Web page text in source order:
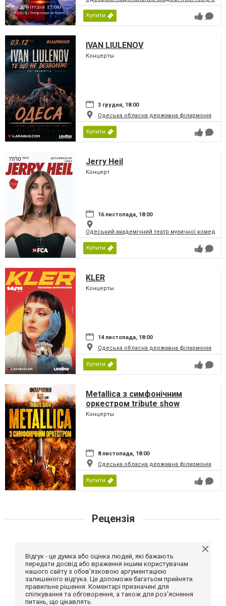
Купити
IVAN LIULENOV
Концерты
3 грудня, 18:00
Одеська обласна державна філармонія
Купити
Jerry Heil
Концерт
16 листопада, 18:00
Одеський академічний театр музичної комедії
Купити
KLER
Концерты
14 листопада, 18:00
Одеська обласна державна філармонія
Купити
Metallica з симфонiчним
оркестром tribute show
Концерты
8 листопада, 18:00
Одеська обласна державна філармонія
Купити
Рецензія
Відгук - це думка або оцінка людей, які бажають
передати досвід або враження іншим користувачам
нашого сайту з обов'язковою аргументацією
залишеного відгука. Це допоможе багатьом прийняти
правильне рішення. Коментарі призначені для
спілкування та обговорення, а також для роз'яснення
питань, що цікавлять.